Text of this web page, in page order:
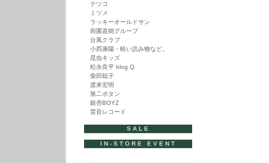
テツコ
ミツメ
ラッキーオールドサン
前園直樹グループ
台風クラブ
小西康陽・軽い読み物など。
昆虫キッズ
松永良平 blog Q
柴田聡子
渡来宏明
第二ボタン
銀杏BOYZ
雷音レコード
SALE
IN-STORE EVENT